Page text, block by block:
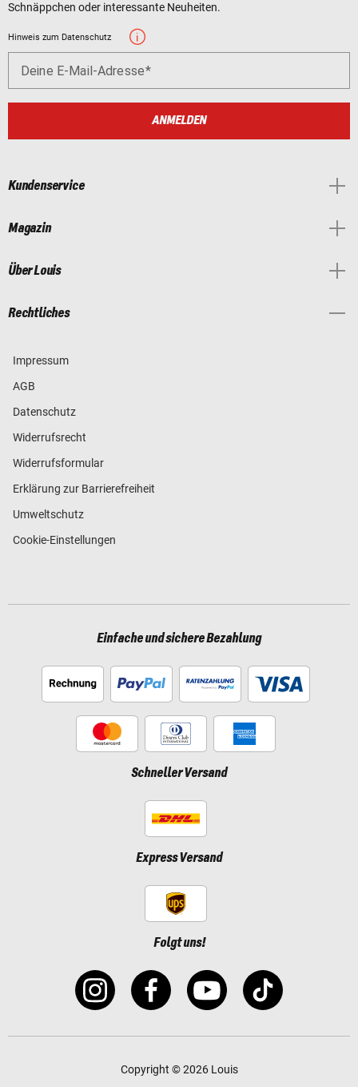
Schnäppchen oder interessante Neuheiten.
Hinweis zum Datenschutz
Deine E-Mail-Adresse
ANMELDEN
Kundenservice
Magazin
Über Louis
Rechtliches
Impressum
AGB
Datenschutz
Widerrufsrecht
Widerrufsformular
Erklärung zur Barrierefreiheit
Umweltschutz
Cookie-Einstellungen
Einfache und sichere Bezahlung
Schneller Versand
Express Versand
Folgt uns!
Copyright © 2026 Louis